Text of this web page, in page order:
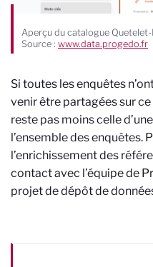
Aperçu du catalogue
Source : www.data.progedo.fr
Si toutes les enquêtes
venir être partagées sur
reste pas moins celle
l’ensemble des enquêtes.
l’enrichissement des
contact avec l’équipe de
projet de dépôt de